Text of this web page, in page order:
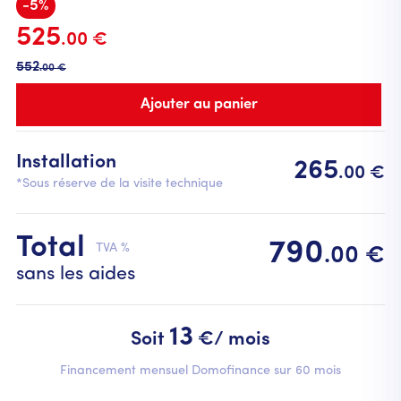
-5%
525.00 €
552.00 €
Installation
*Sous réserve de la visite technique 265.00 €
Total TVA %
sans les aides
790.00 €
Soit 13 €/ mois
Financement mensuel Domofinance sur 60 mois